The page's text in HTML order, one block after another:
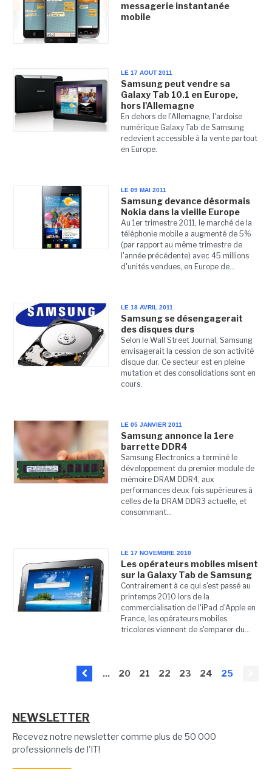
messagerie instantanée
mobile
LE 17 AOUT 2011
Samsung peut vendre sa
Galaxy Tab 10.1 en Europe,
hors l'Allemagne
En dehors de l'Allemagne, l'ardoise
numérique Galaxy Tab de Samsung
redevient accessible à la vente partout
en Europe.
LE 09 MAI 2011
Samsung devance désormais
Nokia dans la vieille Europe
Au 1er trimestre 2011, le marché de la
téléphonie mobile a augmenté de 5%
(par rapport au même trimestre de
l'année précédente) avec 45 millions
d'unités vendues, en Europe de...
LE 18 AVRIL 2011
Samsung se désengagerait
des disques durs
Selon le Wall Street Journal, Samsung
envisagerait la cession de son activité
disque dur. Ce secteur est en pleine
mutation et des consolidations sont en
cours.
LE 05 JANVIER 2011
Samsung annonce la 1ere
barrette DDR4
Samsung Electronics a terminé le
développement du premier module de
mémoire DRAM DDR4, aux
performances deux fois supérieures à
celles de la DRAM DDR3 actuelle, et
consommant...
LE 17 NOVEMBRE 2010
Les opérateurs mobiles misent
sur la Galaxy Tab de Samsung
Contrairement à ce qui s'est passé au
printemps 2010 lors de la
commercialisation de l'iPad d'Apple en
France, les opérateurs mobiles
tricolores viennent de s'emparer du...
... 20 21 22 23 24 25
NEWSLETTER
Recevez notre newsletter comme plus de 50 000
professionnels de l'IT!